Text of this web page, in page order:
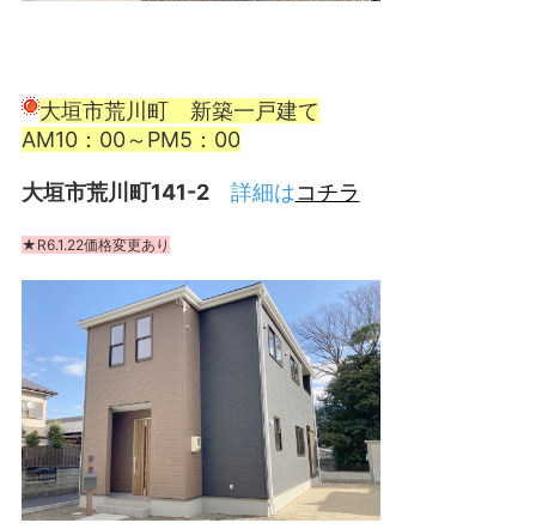
大垣市荒川町 新築一戸建て
AM10：00～PM5：00
大垣市荒川町141-2詳細はコチラ
★R6.1.22価格変更あり